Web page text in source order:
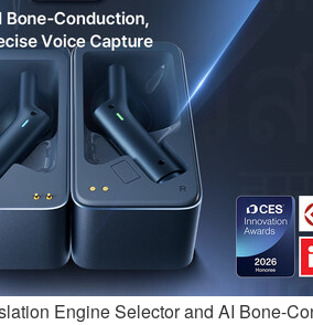
Engine Selector and AI Bone-